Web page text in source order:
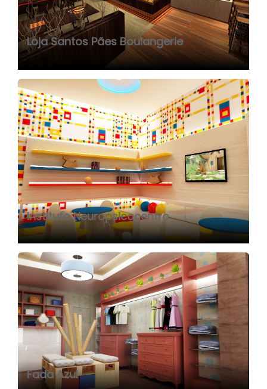
Loja Santos Pães Boulangerie
Instituto Neuropsicocentro
Fada Azul